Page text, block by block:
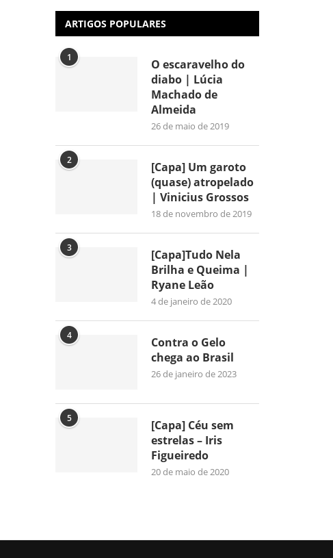
ARTIGOS POPULARES
1
O escaravelho do
diabo | Lúcia
Machado de
Almeida
26 de maio de 2019
2
[Capa] Um garoto
(quase) atropelado
| Vinicius Grossos
18 de novembro de 2019
3
[Capa]Tudo Nela
Brilha e Queima |
Ryane Leão
4 de janeiro de 2020
4
Contra o Gelo
chega ao Brasil
26 de janeiro de 2023
5
[Capa] Céu sem
estrelas – Iris
Figueiredo
20 de maio de 2020